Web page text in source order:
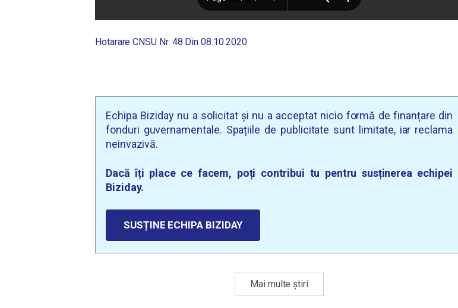
Hotarare CNSU Nr. 48 Din 08.10.2020
Echipa Biziday nu a solicitat și nu a acceptat nicio formă de finanțare din
fonduri guvernamentale. Spațiile de publicitate sunt limitate, iar reclama
neinvazivă.
Dacă îți place ce facem, poți contribui tu pentru susținerea echipei
Biziday.
SUSȚINE ECHIPA BIZIDAY
Mai multe știri